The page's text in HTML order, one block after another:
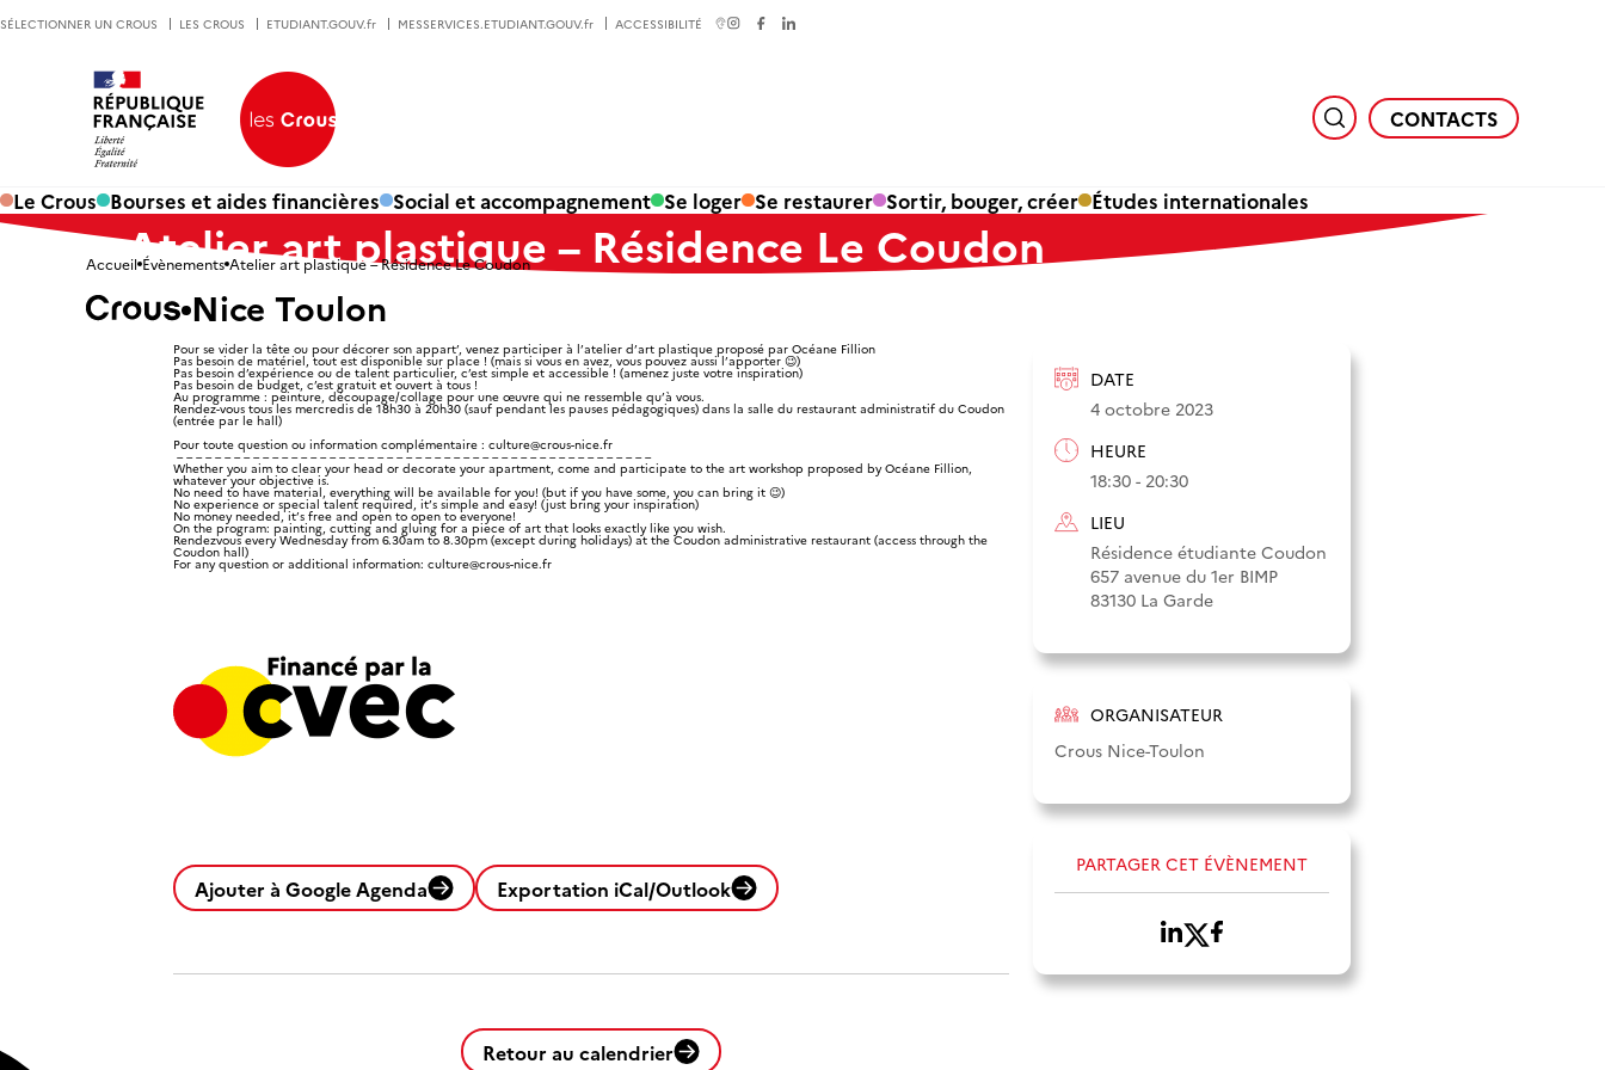
SÉLECTIONNER UN CROUS LES CROUS ETUDIANT.GOUV.fr MESSERVICES.ETUDIANT.GOUV.fr ACCESSIBILITÉ
CONTACTS
Le Crous Bourses et aides financières Social et accompagnement Se loger Se restaurer Sortir, bouger, créer Études internationales
Accueil Évènements Atelier art plastique – Résidence Le Coudon
Nice Toulon
Atelier art plastique – Résidence Le Coudon
DATE
4 octobre 2023
HEURE
18:30 - 20:30
LIEU
Résidence étudiante Coudon
657 avenue du 1er BIMP
83130 La Garde
ORGANISATEUR
Crous Nice-Toulon
PARTAGER CET ÉVÈNEMENT
Pour se vider la tête ou pour décorer son appart’, venez participer à l’atelier d’art plastique proposé par Océane Fillion
Pas besoin de matériel, tout est disponible sur place ! (mais si vous en avez, vous pouvez aussi l’apporter 😉)
Pas besoin d’expérience ou de talent particulier, c’est simple et accessible ! (amenez juste votre inspiration)
Pas besoin de budget, c’est gratuit et ouvert à tous !
Au programme : peinture, découpage/collage pour une œuvre qui ne ressemble qu’à vous.
Rendez-vous tous les mercredis de 18h30 à 20h30 (sauf pendant les pauses pédagogiques) dans la salle du restaurant administratif du Coudon
(entrée par le hall)
Pour toute question ou information complémentaire : culture@crous-nice.fr
– – – – – – – – – – – – – – – – – – – – – – – – – – – – – – – – – – – – – – – – – – – – – – – – – –
Whether you aim to clear your head or decorate your apartment, come and participate to the art workshop proposed by Océane Fillion,
whatever your objective is.
No need to have material, everything will be available for you! (but if you have some, you can bring it 😉)
No experience or special talent required, it’s simple and easy! (just bring your inspiration)
No money needed, it’s free and open to open to everyone!
On the program: painting, cutting and gluing for a piece of art that looks exactly like you wish.
Rendezvousevery Wednesdayfrom 6.30am to 8.30pm (except during holidays) at the Coudon administrative restaurant (access through the
Coudon hall)
For any question or additional information: culture@crous-nice.fr
Ajouter à Google Agenda Exportation iCal/Outlook
Retour au calendrier